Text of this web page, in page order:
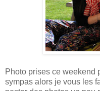
Photo prises ce weekend
sympas alors je vous les